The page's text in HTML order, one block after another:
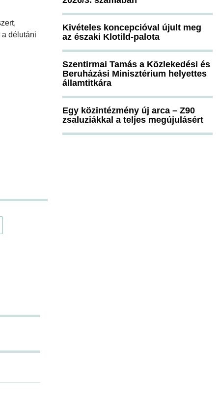
a délutáni
Kivételes koncepcióval újult meg
az északi Klotild-palota
Szentirmai Tamás a Közlekedési és
Beruházási Minisztérium helyettes
államtitkára
Egy közintézmény új arca – Z90
zsaluziákkal a teljes megújulásért